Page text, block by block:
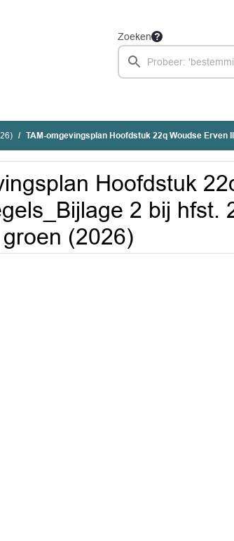
Zoeken
TAM-omgevingsplan Hoofdstuk 22q Woudse Erven II_Regels_Bijlage 2 bij hfst. 22q Voorwaardelijke
Hoofdstuk
2 bij hfst.
(2026)